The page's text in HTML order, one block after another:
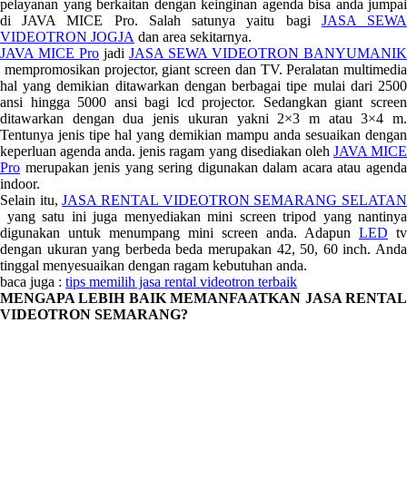
pelayanan yang berkaitan dengan keinginan agenda bisa anda jumpai
di JAVA MICE Pro. Salah satunya yaitu bagi JASA SEWA
VIDEOTRON JOGJA dan area sekitarnya.
JAVA MICE Pro jadi JASA SEWA VIDEOTRON BANYUMANIK
mempromosikan projector, giant screen dan TV. Peralatan multimedia
hal yang demikian ditawarkan dengan berbagai tipe mulai dari 2500
ansi hingga 5000 ansi bagi lcd projector. Sedangkan giant screen
ditawarkan dengan dua jenis ukuran yakni 2×3 m atau 3×4 m.
Tentunya jenis tipe hal yang demikian mampu anda sesuaikan dengan
keperluan agenda anda. jenis ragam yang disediakan oleh JAVA MICE
Pro merupakan jenis yang sering digunakan dalam acara atau agenda
indoor.
Selain itu,JASA RENTAL VIDEOTRON SEMARANG SELATAN
yang satu ini juga menyediakan mini screen tripod yang nantinya
digunakan untuk menumpang mini screen anda. Adapun LED tv
dengan ukuran yang berbeda beda merupakan 42, 50, 60 inch. Anda
tinggal menyesuaikan dengan ragam kebutuhan anda.
baca juga : tips memilih jasa rental videotron terbaik
MENGAPA LEBIH BAIK MEMANFAATKAN JASA RENTAL
VIDEOTRON SEMARANG?